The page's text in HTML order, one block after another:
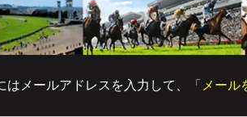
メールアドレスを入力して、 「メール